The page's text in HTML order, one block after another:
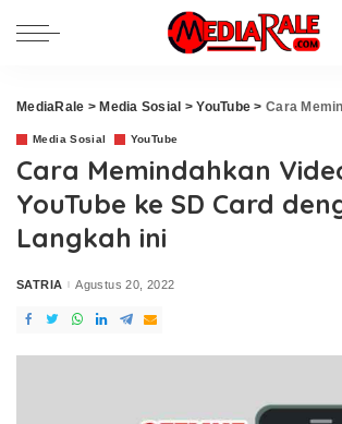
MediaRale > Media Sosial >YouTube >Cara Memindahkan Video
Media Sosial YouTube
Cara Memindahkan
YouTube ke SD Card
Langkah ini
Posted
SATRIA Agustus 20, 2022